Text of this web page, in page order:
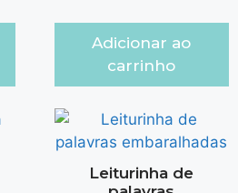
Adicionar ao
carrinho
Leiturinha de